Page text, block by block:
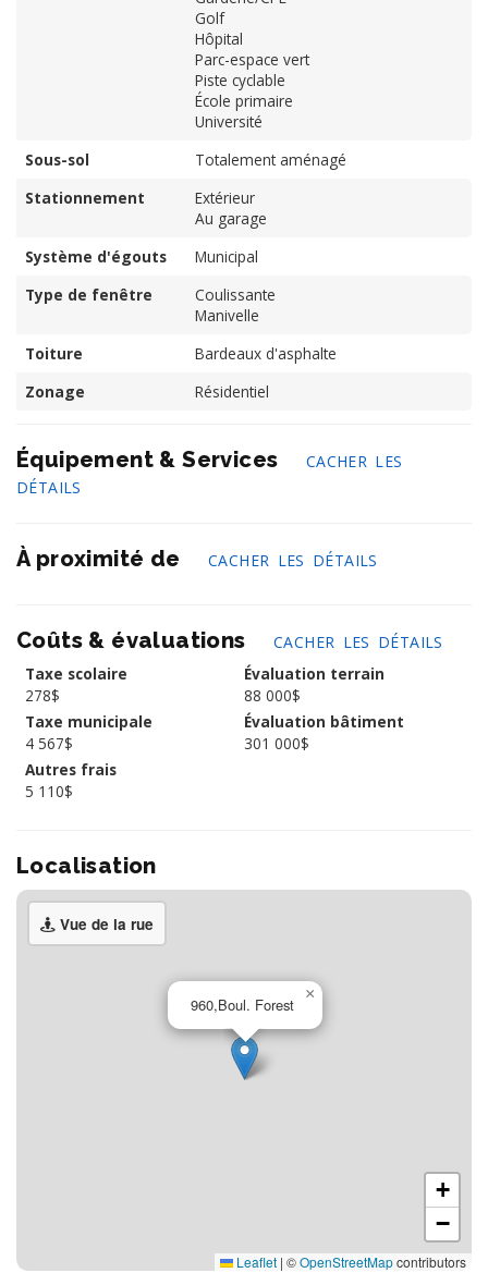
Golf
Hôpital
Parc-espace vert
Piste cyclable
École primaire
Université
Sous-sol
Totalement aménagé
Stationnement
Extérieur
Au garage
Système d'égouts
Municipal
Type de fenêtre
Coulissante
Manivelle
Toiture
Bardeaux d'asphalte
Zonage
Résidentiel
Équipement & Services
CACHER LES
DÉTAILS
À proximité de CACHER LES DÉTAILS
Coûts & évaluations
CACHER LES DÉTAILS
Taxe scolaire
278$
Taxe municipale
4 567$
Autres frais
5 110$
Évaluation terrain
88 000$
Évaluation bâtiment
301 000$
Localisation
Vue de la rue
960,Boul. Forest
×
+
−
Leaflet | ©OpenStreetMapcontributors